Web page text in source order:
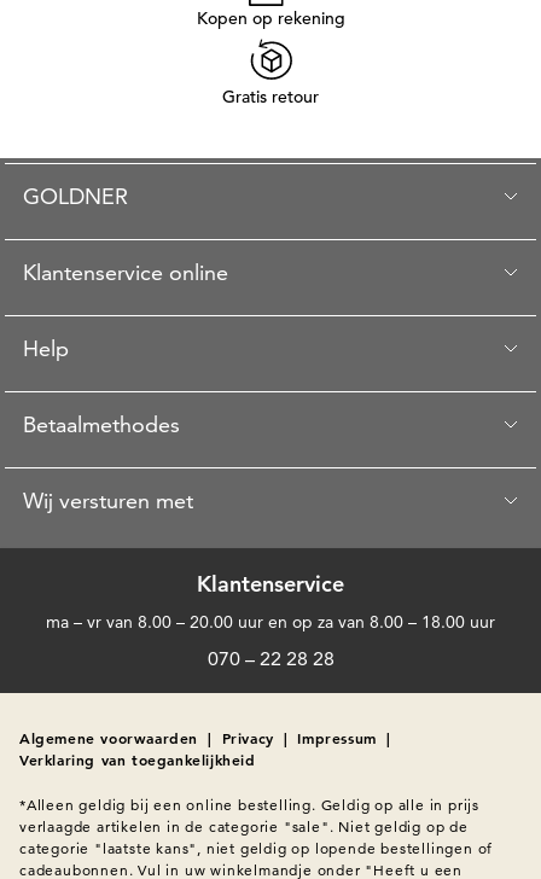
Kopen op rekening
Gratis retour
GOLDNER
Klantenservice online
Help
Betaalmethodes
Wij versturen met
Klantenservice
ma – vr van 8.00 – 20.00 uur en op za van 8.00 – 18.00 uur
070 – 22 28 28
Algemene voorwaarden | Privacy | Impressum |
Verklaring van toegankelijkheid
*Alleen geldig bij een online bestelling. Geldig op alle in prijs
verlaagde artikelen in de categorie "sale". Niet geldig op de
categorie "laatste kans", niet geldig op lopende bestellingen of
cadeaubonnen. Vul in uw winkelmandje onder "Heeft u een